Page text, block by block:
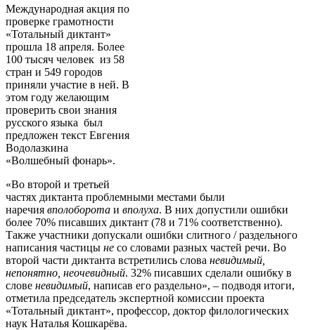
Международная акция по
проверке грамотности
«Тотальный диктант»
прошла 18 апреля. Более
100 тысяч человек из 58
стран и 549 городов
приняли участие в ней. В
этом году желающим
проверить свои знания
русского языка был
предложен текст Евгения
Водолазкина
«Волшебный фонарь».
«Во второй и третьей
частях диктанта проблемными местами были
наречия вполоборота и вполуха. В них допустили ошибки
более 70% писавших диктант (78 и 71% соответственно).
Также участники допускали ошибки слитного / раздельного
написания частицы не со словами разных частей речи. Во
второй части диктанта встретились слова невидимый,
непонятно, неочевидный. 32% писавших сделали ошибку в
слове невидимый, написав его раздельно», – подводя итоги,
отметила председатель экспертной комиссии проекта
«Тотальный диктант», профессор, доктор филологических
наук Наталья Кошкарёва.